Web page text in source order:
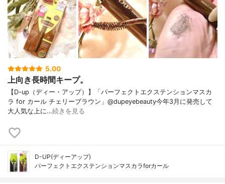
5.00
上向き長時間キープ。
【D-up（ディー・アップ）】「パーフェクトエクステンションマスカ
ラ for カール チェリーブラウン」@dupeyebeauty今年3月に発売して
大人気な上に…続きを見る
D-UP(ディーアップ)
パーフェクトエクステンションマスカラforカール